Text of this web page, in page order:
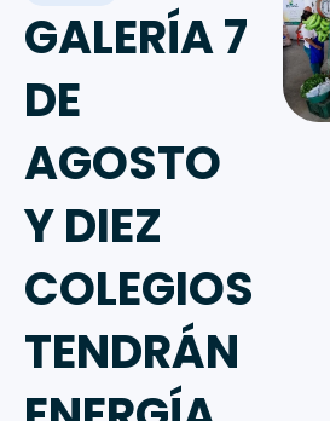
GALERÍA 7
DE
AGOSTO
Y DIEZ
COLEGIOS
TENDRÁN